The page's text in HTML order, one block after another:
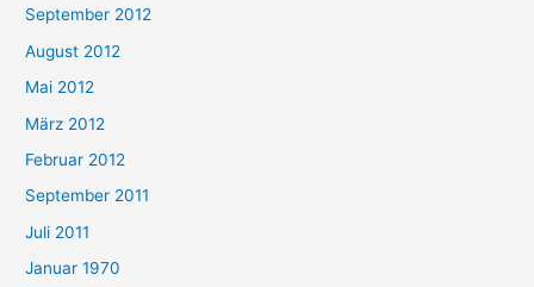
September 2012
August 2012
Mai 2012
März 2012
Februar 2012
September 2011
Juli 2011
Januar 1970